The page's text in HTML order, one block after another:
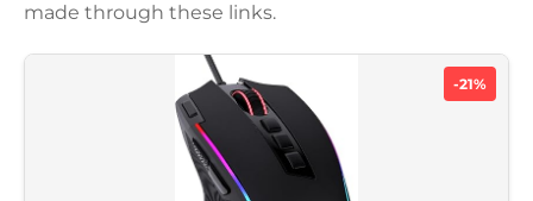
made through these links.
-21%